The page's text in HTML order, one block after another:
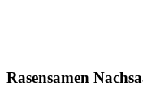
Rasensamen